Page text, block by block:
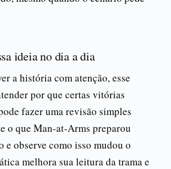
ideia no dia a dia
a história com atenção, esse
por que certas vitórias
fazer uma revisão simples
o que Man-at-Arms preparou
e observe como isso mudou o
melhora sua leitura da trama e